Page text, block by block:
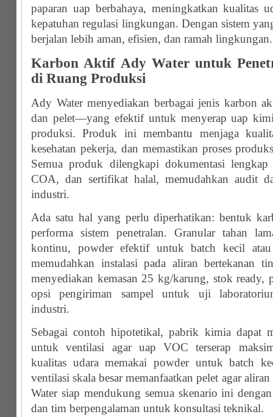
paparan uap berbahaya, meningkatkan kualitas
kepatuhan regulasi lingkungan. Dengan sistem
berjalan lebih aman, efisien, dan ramah lingkungan.
Karbon Aktif Ady Water untuk
di Ruang Produksi
Ady Water menyediakan berbagai jenis karbon
dan pelet—yang efektif untuk menyerap uap
produksi. Produk ini membantu menjaga
kesehatan pekerja, dan memastikan proses
Semua produk dilengkapi dokumentasi
COA, dan sertifikat halal, memudahkan audit
industri.
Ada satu hal yang perlu diperhatikan: bentuk
performa sistem penetralan. Granular tahan
kontinu, powder efektif untuk batch kecil
memudahkan instalasi pada aliran bertekanan
menyediakan kemasan 25 kg/karung, stok ready,
opsi pengiriman sampel untuk uji
industri.
Sebagai contoh hipotetikal, pabrik kimia dapat
untuk ventilasi agar uap VOC terserap
kualitas udara memakai powder untuk batch
ventilasi skala besar memanfaatkan pelet agar
Water siap mendukung semua skenario ini
dan tim berpengalaman untuk konsultasi teknikal.